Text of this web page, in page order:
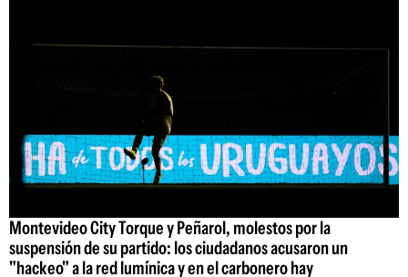
Montevideo City Torque y Peñarol, molestos por la
suspensión de su partido: los ciudadanos acusaron un
"hackeo" a la red lumínica y en el carbonero hay